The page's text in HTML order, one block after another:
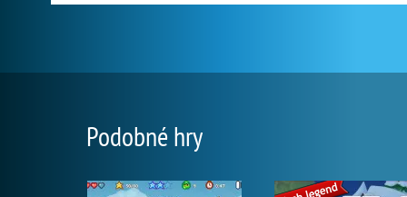
Podobné hry